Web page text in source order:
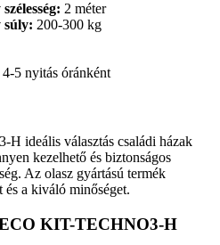
2 méter
súly: 200-300 kg
4-5 nyitás óránként
ideális választás családi házak
kezelhető és biztonságos
Az olasz gyártású termék
és a kiváló minőséget.
KIT-TECHNO3-H